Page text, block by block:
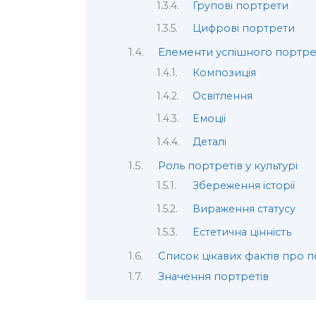
Групові портрети
Цифрові портрети
Елементи успішного
Композиція
Освітлення
Емоції
Деталі
Роль портретів у культурі
Збереження історії
Вираження статусу
Естетична цінність
Список цікавих фактів про
Значення портретів